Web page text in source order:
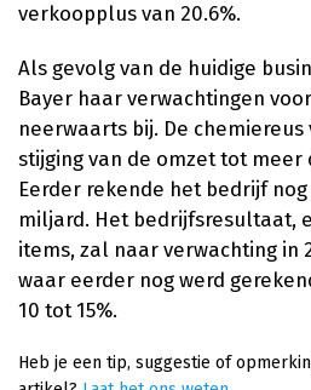
verkoopplus van 20.6%.
Als gevolg van de huidige
Bayer haar verwachtingen
neerwaarts bij. De
stijging van de omzet tot meer
Eerder rekende het bedrijf nog
miljard. Het bedrijfsresultaat,
items, zal naar verwachting in
waar eerder nog werd
10 tot 15%.
Heb je een tip, suggestie of